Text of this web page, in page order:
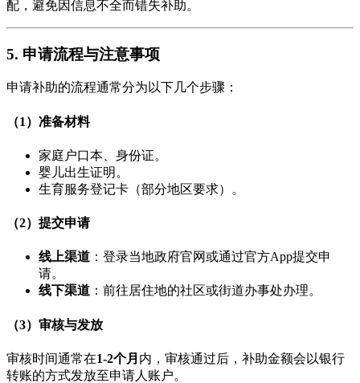
配，避免因信息不全而错失补助。
5. 申请流程与注意事项
申请补助的流程通常分为以下几个步骤：
（1）准备材料
家庭户口本、身份证。
婴儿出生证明。
生育服务登记卡（部分地区要求）。
（2）提交申请
线上渠道 ：登录当地政府官网或通过官方App提交申
请。
线下渠道 ：前往居住地的社区或街道办事处办理。
（3）审核与发放
审核时间通常在1-2个月 内，审核通过后，补助金额会以银行
转账的方式发放至申请人账户。